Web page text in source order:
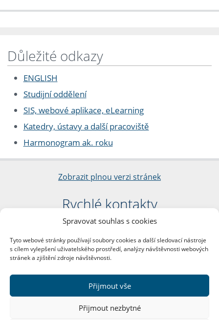
Spravovat souhlas s cookies
Tyto webové stránky používají soubory cookies a další sledovací nástroje
s cílem vylepšení uživatelského prostředí, analýzy návštěvnosti webových
stránek a zjištění zdroje návštěvnosti.
Přijmout vše
Přijmout nezbytné
Důležité odkazy
ENGLISH
Studijní oddělení
SIS, webové aplikace, eLearning
Katedry, ústavy a další pracoviště
Harmonogram ak. roku
Zobrazit plnou verzi stránek
Rychlé kontakty
Filozofická fakulta
nám. Jana Palacha 1/2
116 38 Praha 1
DIČ: CZ00216208
Další kontakty